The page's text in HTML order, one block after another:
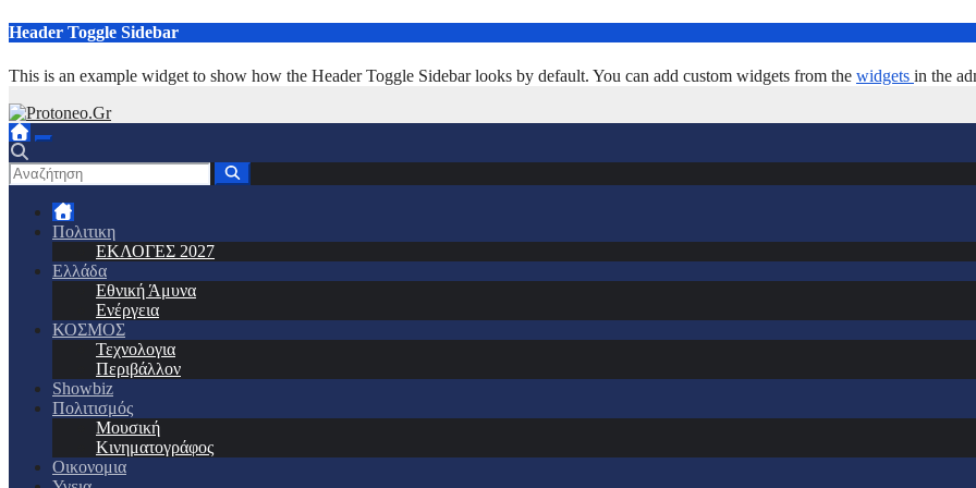
Μετάβαση
περιεχόμενο
Header Toggle Sidebar
This is an example widget to show how the Header Toggle Sidebar looks by default. You can add custom widgets from the widgets in the
Πολιτικη
ΕΚΛΟΓΕΣ 2027
Ελλάδα
Εθνική Άμυνα
Ενέργεια
ΚΟΣΜΟΣ
Τεχνολογια
Περιβάλλον
Showbiz
Πολιτισμός
Μουσική
Κινηματογράφος
Οικονομια